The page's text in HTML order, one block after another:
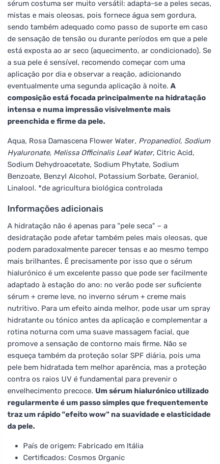
sérum costuma ser muito versátil: adapta-se a peles secas,
mistas e mais oleosas, pois fornece água sem gordura,
sendo também adequado como passo de suporte em caso
de sensação de tensão ou durante períodos em que a pele
está exposta ao ar seco (aquecimento, ar condicionado). Se
a sua pele é sensível, recomendo começar com uma
aplicação por dia e observar a reação, adicionando
eventualmente uma segunda aplicação à noite. A
composição está focada principalmente na hidratação
intensa e numa impressão visivelmente mais
preenchida e firme da pele.
Aqua, Rosa Damascena Flower Water, Propanediol, Sodium
Hyaluronate, Melissa Officinalis Leaf Water, Citric Acid,
Sodium Dehydroacetate, Sodium Phytate, Sodium
Benzoate, Benzyl Alcohol, Potassium Sorbate, Geraniol,
Linalool. *de agricultura biológica controlada
Informações adicionais
A hidratação não é apenas para "pele seca" – a
desidratação pode afetar também peles mais oleosas, que
podem paradoxalmente parecer tensas e ao mesmo tempo
mais brilhantes. É precisamente por isso que o sérum
hialurónico é um excelente passo que pode ser facilmente
adaptado à estação do ano: no verão pode ser suficiente
sérum + creme leve, no inverno sérum + creme mais
nutritivo. Para um efeito ainda melhor, pode usar um spray
hidratante ou tónico antes da aplicação e complementar a
rotina noturna com uma suave massagem facial, que
promove a sensação de contorno mais firme. Não se
esqueça também da proteção solar SPF diária, pois uma
pele bem hidratada tem melhor aparência, mas a proteção
contra os raios UV é fundamental para prevenir o
envelhecimento precoce. Um sérum hialurónico utilizado
regularmente é um passo simples que frequentemente
traz um rápido "efeito wow" na suavidade e elasticidade
da pele.
País de origem: Fabricado em Itália
Certificados: Cosmos Organic